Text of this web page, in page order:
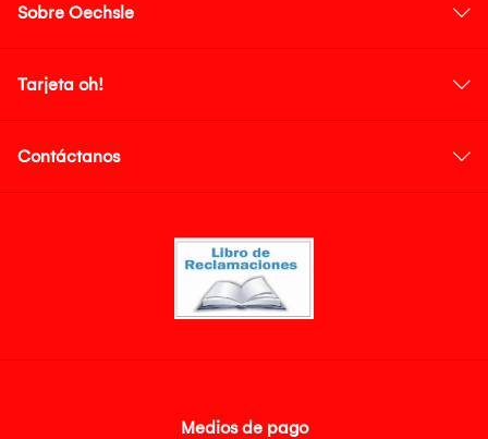
Sobre Oechsle
Tarjeta oh!
Contáctanos
Medios de pago